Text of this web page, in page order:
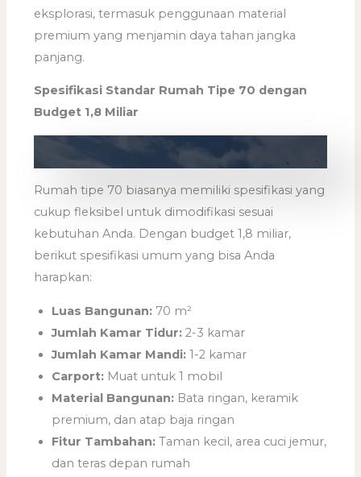
eksplorasi, termasuk penggunaan material
premium yang menjamin daya tahan jangka
panjang.
Spesifikasi Standar Rumah Tipe 70 dengan
Budget 1,8 Miliar
Rumah tipe 70 biasanya memiliki spesifikasi yang
cukup fleksibel untuk dimodifikasi sesuai
kebutuhan Anda. Dengan budget 1,8 miliar,
berikut spesifikasi umum yang bisa Anda
harapkan:
Luas Bangunan: 70 m²
Jumlah Kamar Tidur: 2-3 kamar
Jumlah Kamar Mandi: 1-2 kamar
Carport: Muat untuk 1 mobil
Material Bangunan: Bata ringan, keramik
premium, dan atap baja ringan
Fitur Tambahan: Taman kecil, area cuci jemur,
dan teras depan rumah